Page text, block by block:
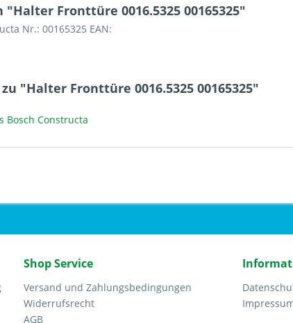
Fronttüre 0016.5325 00165325"
Nr.: 00165325 EAN:
"Halter Fronttüre 0016.5325 00165325"
Bosch Constructa
Shop Service
Versand und Zahlungsbedingungen
Widerrufsrecht
AGB